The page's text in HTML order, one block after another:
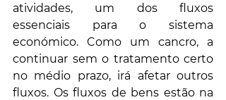
atividades, um dos fluxos
essenciais para o sistema
económico. Como um cancro, a
continuar sem o tratamento certo
no médio prazo, irá afetar outros
fluxos. Os fluxos de bens estão na